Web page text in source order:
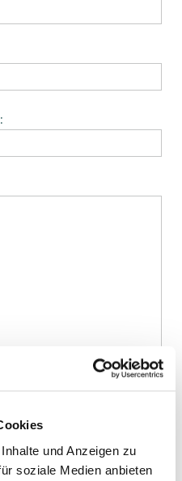
und Anzeigen zu
soziale Medien anbieten
and I agree.*
FriendlyCaptcha ⇗